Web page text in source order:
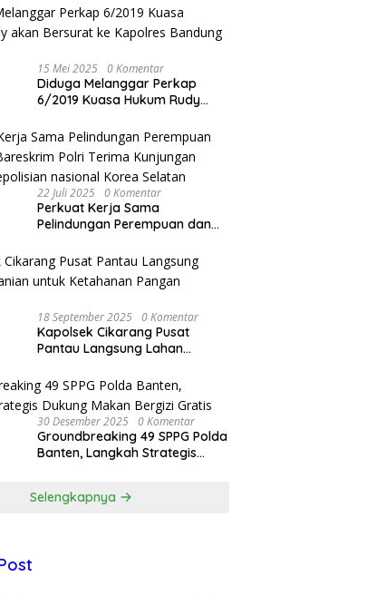
15 Mei 2025 0 Komentar
Diduga Melanggar Perkap
6/2019 Kuasa Hukum Rudy
Bandung Kota .
22 Juli 2025 0 Komentar
Perkuat Kerja Sama
Pelindungan Perempuan dan
Kunjungan Delegasi Kepolisian
nasional Korea Selatan
18 September 2025 0 Komentar
Kapolsek Cikarang Pusat
Pantau Langsung Lahan
Pangan Nasional
30 Desember 2025 0 Komentar
Groundbreaking 49 SPPG Polda
Banten, Langkah Strategis
Selengkapnya